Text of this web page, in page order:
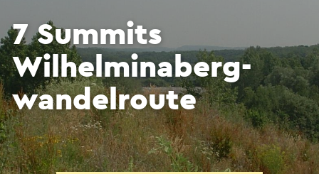
7 Summits
Wilhelminaberg-
wandelroute